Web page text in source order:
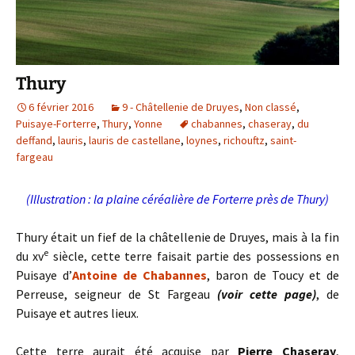
Thury
6 février 2016 9 - Châtellenie de Druyes, Non classé,
Puisaye-Forterre, Thury, Yonne chabannes, chaseray, du
deffand, lauris, lauris de castellane, loynes, richouftz, saint-
fargeau
(Illustration : la plaine céréalière de Forterre près de Thury)
Thury était un fief de la châtellenie de Druyes, mais à la fin
du xve siècle, cette terre faisait partie des possessions en
Puisaye d’Antoine de Chabannes, baron de Toucy et de
Perreuse, seigneur de St Fargeau (voir cette page), de
Puisaye et autres lieux.
Cette terre aurait été acquise par Pierre Chaseray,